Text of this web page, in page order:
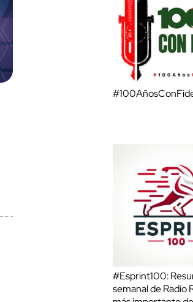
#Esprint100:
semanal de Radio